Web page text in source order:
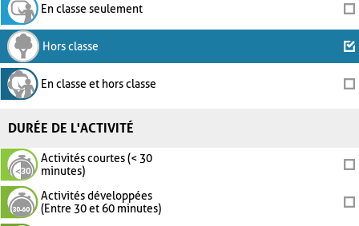
En classe seulement
Hors classe
En classe et hors classe
DURÉE DE L'ACTIVITÉ
Activités courtes (< 30
minutes)
Activités développées
(Entre 30 et 60 minutes)